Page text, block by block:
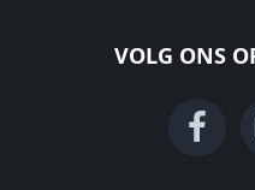
VOLG ONS